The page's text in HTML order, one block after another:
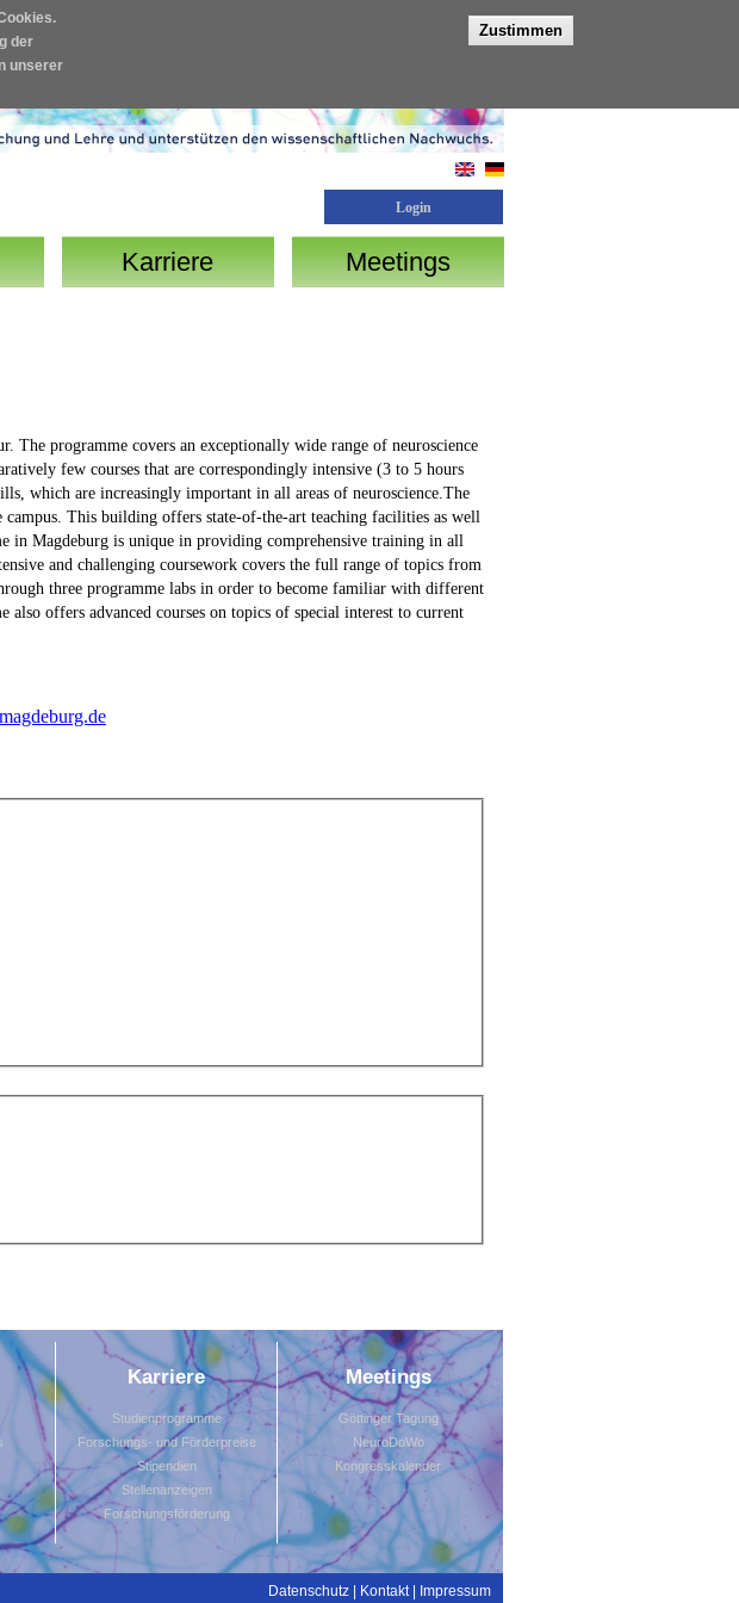
der
unserer
Zustimmen
Login
Karriere Meetings
The programme covers an exceptionally wide range of neuroscience
few courses that are correspondingly intensive (3 to 5 hours
which are increasingly important in all areas of neuroscience.The
This building offers state-of-the-art teaching facilities as well
in Magdeburg is unique in providing comprehensive training in all
and challenging coursework covers the full range of topics from
three programme labs in order to become familiar with different
also offers advanced courses on topics of special interest to current
Karriere
Studienprogramme
Forschungs- und Förderpreise
Stipendien
Stellenanzeigen
Forschungsförderung
Meetings
Göttinger Tagung
NeuroDoWo
Kongresskalender
Datenschutz Kontakt| Impressum